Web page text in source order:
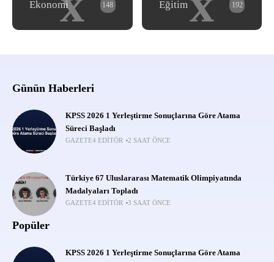
Ekonomi 148 Eğitim 192
Günün Haberleri
KPSS 2026 1 Yerleştirme Sonuçlarına Göre Atama
Süreci Başladı
GAZETE4 EDITÖR 2 SAAT ÖNCE
Türkiye 67 Uluslararası Matematik Olimpiyatında
Madalyaları Topladı
GAZETE4 EDITÖR 3 SAAT ÖNCE
Popüler
KPSS 2026 1 Yerleştirme Sonuçlarına Göre Atama